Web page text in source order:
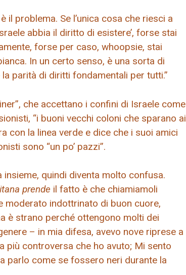
problema. Se l’unica cosa che riesci a
abbia il diritto di esistere’, forse stai
forse per caso, whoopsie, stai
In un certo senso, è una sorta di
parità di diritti fondamentali per tutti.”
che accettano i confini di Israele come
“i buoni vecchi coloni che sparano ai
con la linea verde e dice che i suoi amici
sono “un po’ pazzi”.
quindi diventa molto confusa.
prende il fatto è che chiamiamoli
moderato indottrinato di buon cuore,
è strano perché ottengono molti dei
– in mia difesa, avevo nove riprese a
più controversa che ho avuto; Mi sento
parlo come se fossero neri durante la